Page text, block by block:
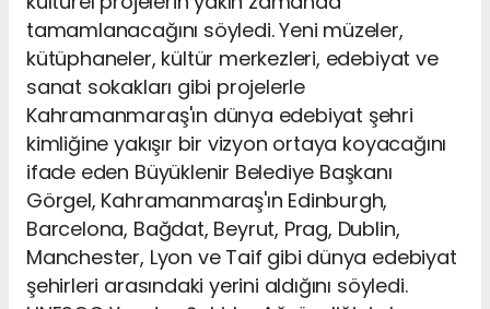
tamamlanacağını söyledi. Yeni müzeler,
kütüphaneler, kültür merkezleri, edebiyat ve
sanat sokakları gibi projelerle
Kahramanmaraş'ın dünya edebiyat şehri
kimliğine yakışır bir vizyon ortaya koyacağını
ifade eden Büyüklenir Belediye Başkanı
Görgel, Kahramanmaraş'ın Edinburgh,
Barcelona, Bağdat, Beyrut, Prag, Dublin,
Manchester, Lyon ve Taif gibi dünya edebiyat
şehirleri arasındaki yerini aldığını söyledi.